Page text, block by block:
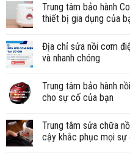
Trung tâm bảo hành
thiết bị gia dụng của
Địa chỉ sửa nồi cơm
và nhanh chóng
Trung tâm bảo hành
cho sự cố của bạn
Trung tâm sửa chữa
cậy khắc phục mọi sự